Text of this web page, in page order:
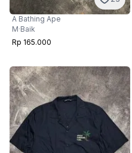
A Bathing Ape
M·Baik
Rp 165.000